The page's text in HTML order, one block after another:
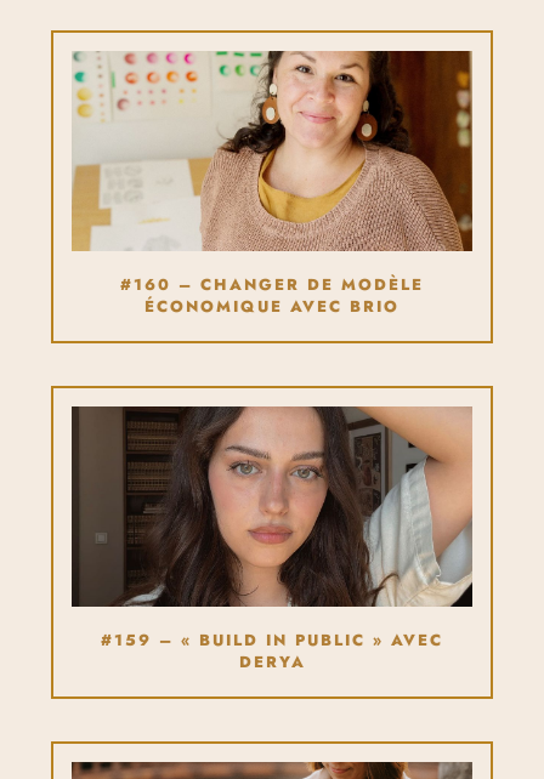
#160 – CHANGER DE MODÈLE
ÉCONOMIQUE AVEC BRIO
#159 – « BUILD IN PUBLIC » AVEC
DERYA